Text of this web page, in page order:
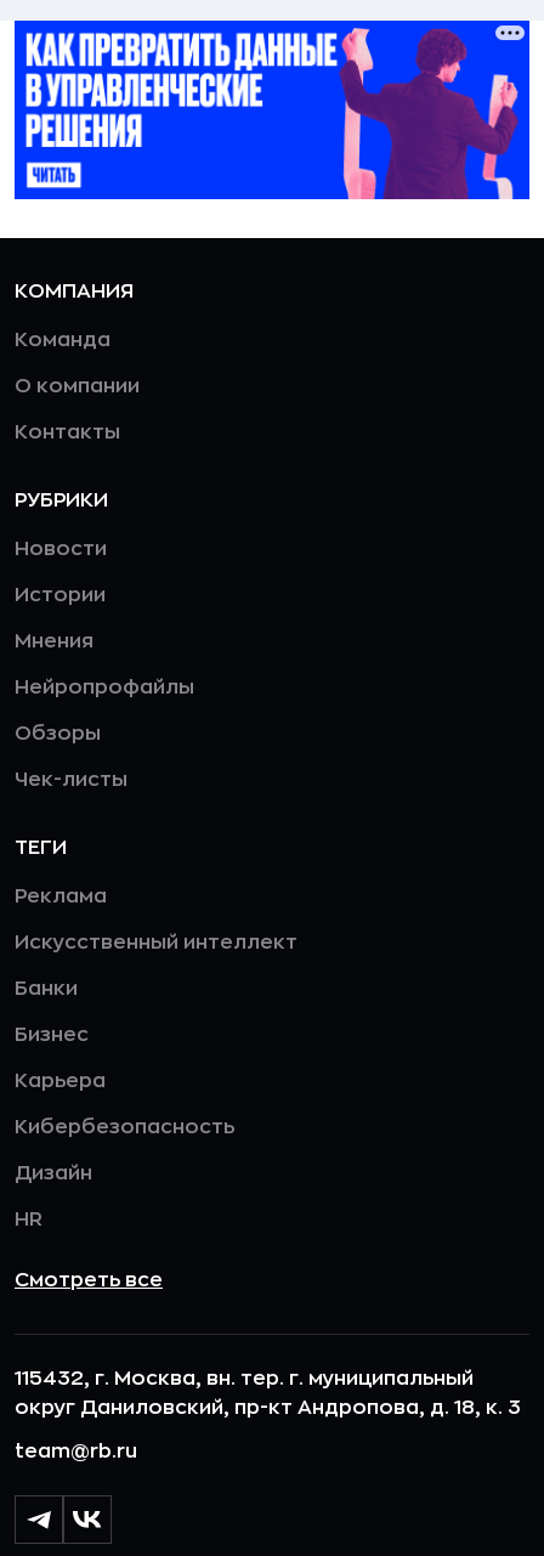
КОМПАНИЯ
Команда
О компании
Контакты
РУБРИКИ
Новости
Истории
Мнения
Нейропрофайлы
Обзоры
Чек-листы
ТЕГИ
Реклама
Искусственный интеллект
Банки
Бизнес
Карьера
Кибербезопасность
Дизайн
HR
Смотреть все
115432, г. Москва, вн. тер. г. муниципальный
округ Даниловский, пр-кт Андропова, д. 18, к. 3
team@rb.ru